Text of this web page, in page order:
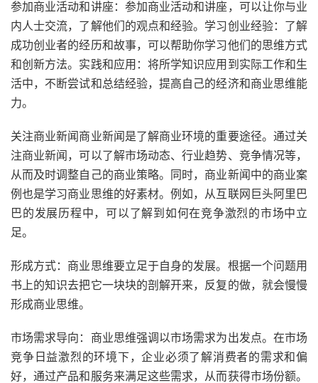
参加商业活动和讲座：参加商业活动和讲座，可以让你与业
内人士交流，了解他们的观点和经验。学习创业经验：了解
成功创业者的经历和故事，可以帮助你学习他们的思维方式
和创新方法。实践和应用：将所学知识应用到实际工作和生
活中，不断尝试和总结经验，提高自己的经济和商业思维能
力。
关注商业新闻商业新闻是了解商业环境的重要途径。通过关
注商业新闻，可以了解市场动态、行业趋势、竞争情况等，
从而及时调整自己的商业策略。同时，商业新闻中的商业案
例也是学习商业思维的好素材。例如，从互联网巨头阿里巴
巴的发展历程中，可以了解到如何在竞争激烈的市场中立
足。
形成方式：商业思维要立足于自身的发展。根据一个问题用
书上的知识去把它一块块的剖解开来，反复的做，就会慢慢
形成商业思维。
市场需求导向：商业思维强调以市场需求为出发点。在市场
竞争日益激烈的环境下，企业必须了解消费者的需求和偏
好，通过产品和服务来满足这些需求，从而获得市场份额。